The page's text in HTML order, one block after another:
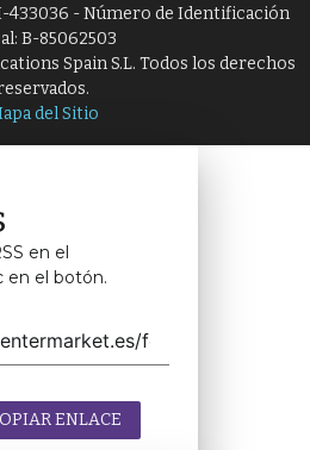
433036 - Número de Identificación
B-85062503
Spain S.L. Todos los derechos
del Sitio
en el
en el botón.
ENLACE